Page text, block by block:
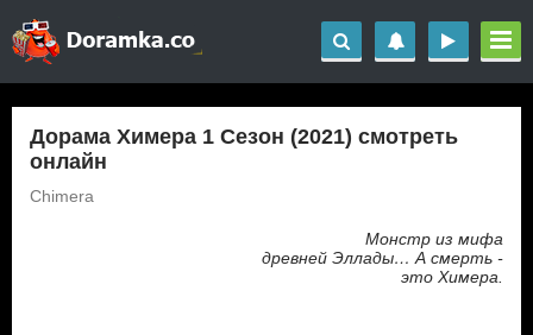
Дорама Химера 1 Сезон (2021) смотреть
онлайн
Chimera
Монстр из мифа
древней Эллады… А смерть -
это Химера.